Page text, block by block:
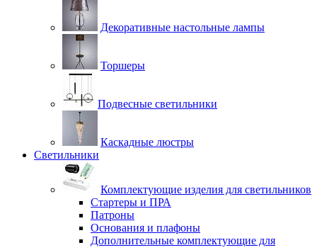
Декоративные настольные лампы
Торшеры
Подвесные светильники
Каскадные люстры
Светильники
Комплектующие изделия для светильников
Стартеры и ПРА
Патроны
Основания и плафоны
Дополнительные комплектующие для